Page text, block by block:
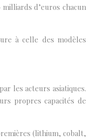
d’euros chacun
à celle des modèles
les acteurs asiatiques.
propres capacités de
(lithium, cobalt,